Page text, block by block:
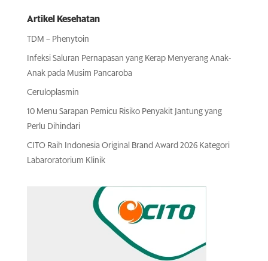
Artikel Kesehatan
TDM – Phenytoin
Infeksi Saluran Pernapasan yang Kerap Menyerang Anak-
Anak pada Musim Pancaroba
Ceruloplasmin
10 Menu Sarapan Pemicu Risiko Penyakit Jantung yang
Perlu Dihindari
CITO Raih Indonesia Original Brand Award 2026 Kategori
Labaroratorium Klinik